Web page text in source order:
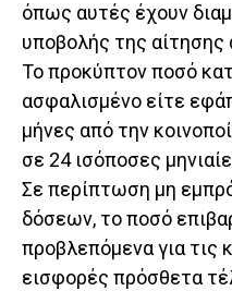
όπως αυτές έχουν
υποβολής της αίτησης
Το προκύπτον ποσό
ασφαλισμένο είτε
μήνες από την
σε 24 ισόποσες
Σε περίπτωση μη
δόσεων, το ποσό
προβλεπόμενα για τις
εισφορές πρόσθετα